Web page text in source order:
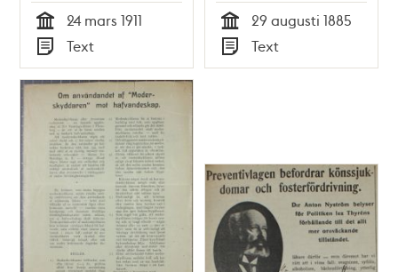
Tid
24 mars 1911
Typ
Text Tid
29 augusti 1885
Typ
Text